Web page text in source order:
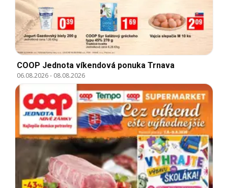
COOP Jednota víkendová ponuka Trnava
06.08.2026- 08.08.2026